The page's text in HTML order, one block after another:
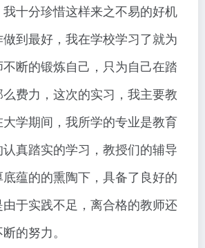
十分珍惜这样来之不易的好机
到最好，我在学校学习了就为
断的锻炼自己，只为自己在踏
费力，这次的实习，我主要教
学期间，我所学的专业是教育
真踏实的学习，教授们的辅导
蕴的的熏陶下，具备了良好的
于实践不足，离合格的教师还
的努力。